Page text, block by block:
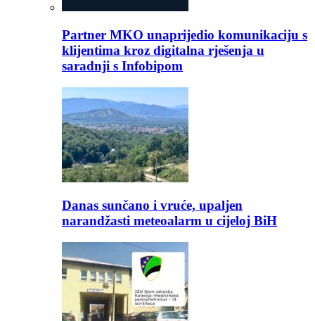
Partner MKO unaprijedio komunikaciju s
klijentima kroz digitalna rješenja u
saradnji s Infobipom
Danas sunčano i vruće, upaljen
narandžasti meteoalarm u cijeloj BiH